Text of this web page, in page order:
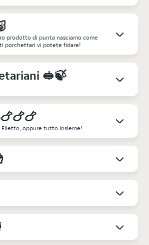
prodotto di punta nasciamo come
porchettari vi potete fidare!
🥪🍃​
Filetto, oppure tutto insieme!